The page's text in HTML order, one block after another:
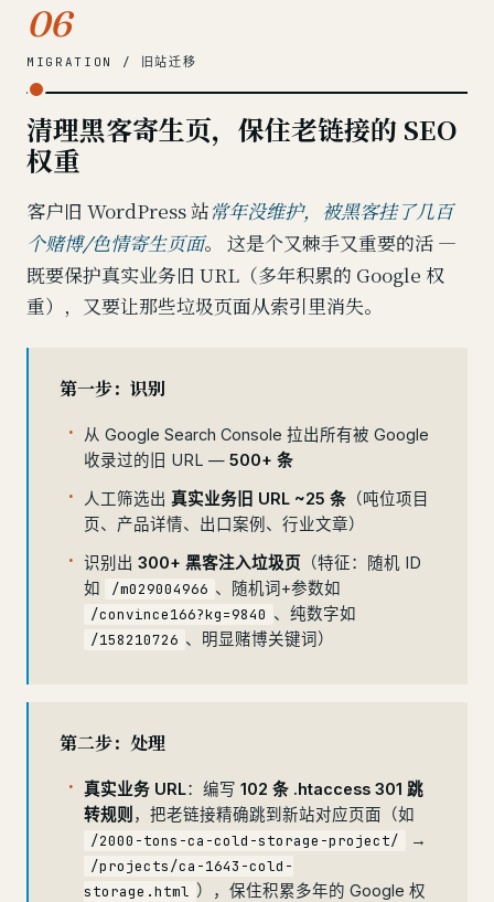
06
MIGRATION / 旧站迁移
清理黑客寄生页，保住老链接的 SEO
权重
客户旧 WordPress 站常年没维护，被黑客挂了几百
个赌博/色情寄生页面。 这是个又棘手又重要的活 —
既要保护真实业务旧 URL（多年积累的 Google 权
重），又要让那些垃圾页面从索引里消失。
第一步：识别
从 Google Search Console 拉出所有被 Google
收录过的旧 URL — 500+ 条
人工筛选出 真实业务旧 URL ~25 条 （吨位项目
页、产品详情、出口案例、行业文章）
识别出 300+ 黑客注入垃圾页 （特征：随机 ID
如
/m029004966 、随机词+参数如
/convince166?kg=9840 、纯数字如
/158210726 、明显赌博关键词）
第二步：处理
真实业务 URL：编写 102 条 .htaccess 301 跳
转规则 ，把老链接精确跳到新站对应页面（如
/2000-tons-ca-cold-storage-project/
→
/projects/ca-1643-cold-
storage.html ），保住积累多年的 Google 权